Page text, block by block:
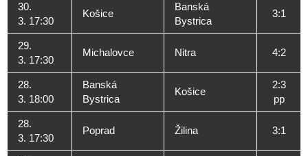
30.
3. 17:30
Košice
Banská
Bystrica
3:1
29.
3. 17:30
Michalovce Nitra 4:2
28.
3. 18:00
Banská
Bystrica
Košice
2:3
pp
28.
3. 17:30
Poprad Žilina 3:1